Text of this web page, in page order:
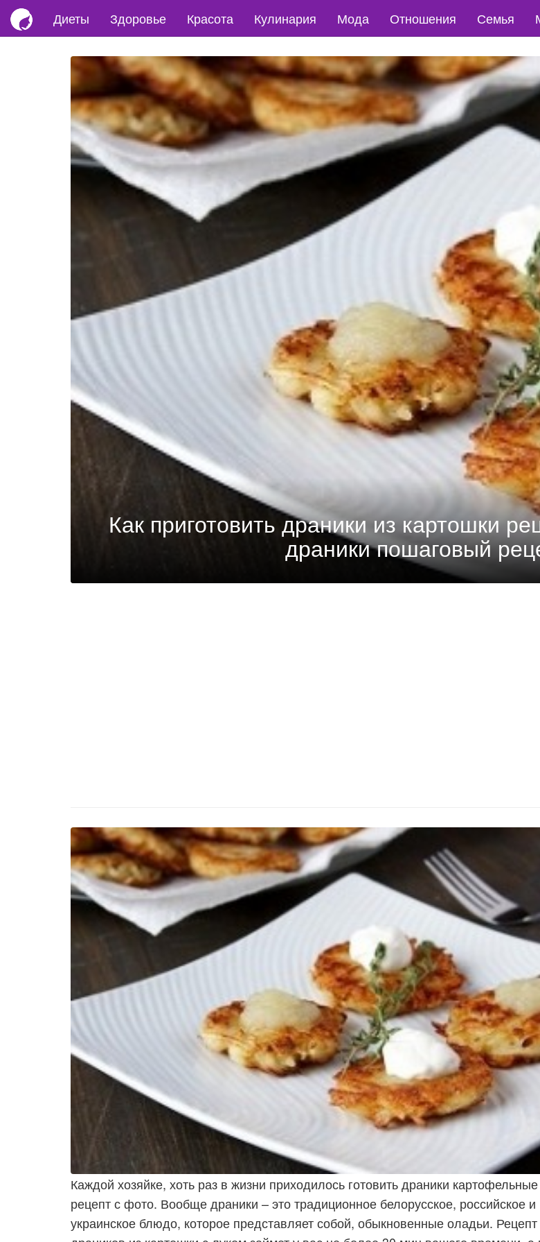
Диеты Здоровье Красота Кулинария Мода Отношения Семья
Как приготовить драники из картошки
драники пошаговый
Каждой хозяйке, хоть раз в жизни приходилось готовить драники
рецепт с фото. Вообще драники – это традиционное белорусское, российское и
украинское блюдо, которое представляет собой, обыкновенные оладьи. Рецепт